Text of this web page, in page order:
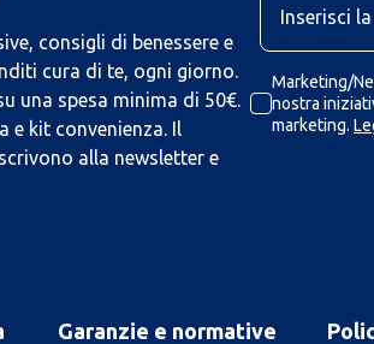
consigli di benessere e
cura di te, ogni giorno.
una spesa minima di 50€.
e kit convenienza. Il
alla newsletter e
Marketing/
nostra
marketing.
Garanzie e normative